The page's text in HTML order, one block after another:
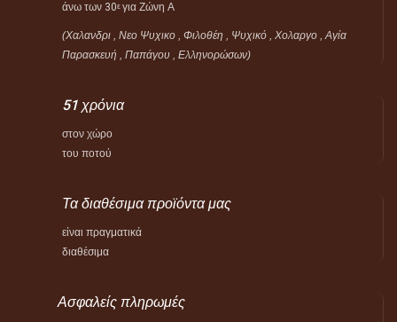
άνω των 30ε για Ζώνη Α
(Χαλανδρι , Νεο Ψυχικο , Φιλοθέη , Ψυχικό , Χολαργο , Αγία
Παρασκευή , Παπάγου , Ελληνορώσων)
51 χρόνια
στον χώρο
του ποτού
Τα διαθέσιμα προϊόντα μας
είναι πραγματικά
διαθέσιμα
Ασφαλείς πληρωμές